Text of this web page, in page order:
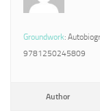
Groundwork:
9781250245809
Author